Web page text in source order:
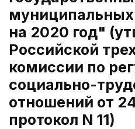
на 2020 год"
Российской
комиссии по
социально-
отношений от
протокол N 11)